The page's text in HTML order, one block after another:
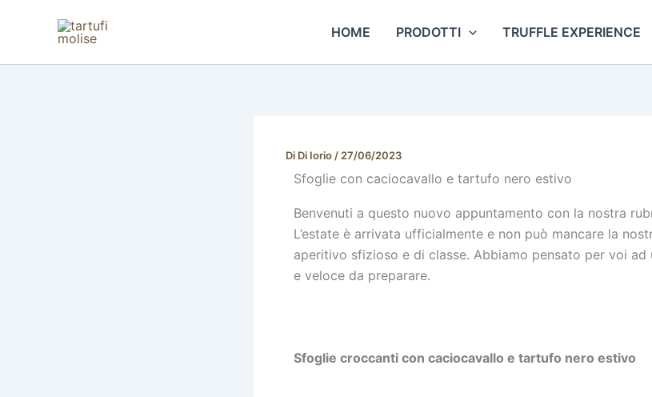
HOME PRODOTTI TRUFFLE EXPERIENCE
Di Di Iorio / 27/06/2023
Sfoglie con caciocavallo e tartufo nero estivo
Benvenuti a questo nuovo appuntamento con la nostra
L’estate è arrivata ufficialmente e non può mancare la
aperitivo sfizioso e di classe. Abbiamo pensato per voi ad
e veloce da preparare.
Sfoglie croccanti con caciocavallo e tartufo nero estivo